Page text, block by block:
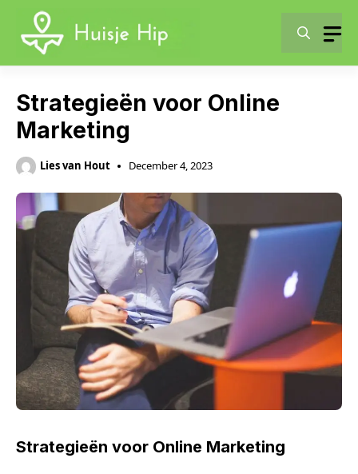
content
Strategieën voor Online
Marketing
Lies van Hout December 4, 2023
Strategieën voor Online Marketing